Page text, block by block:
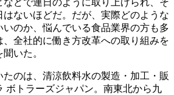
ないほどだ。だが、実際どのような
のか、悩んでいる食品業界の方も多
全社的に働き方改革への取り組みを
いた。
のは、清涼飲料水の製造・加工・販
ボトラーズジャパン。南東北から九